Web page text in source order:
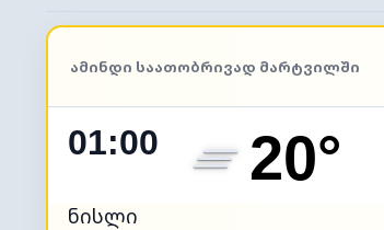
ᲐᲛᲘᲜᲓᲘ ᲡᲐᲐᲗᲝᲑᲠᲘᲕᲐᲓ ᲛᲐᲠᲢᲕᲘᲚᲨᲘ
01:00 20°
ნისლი